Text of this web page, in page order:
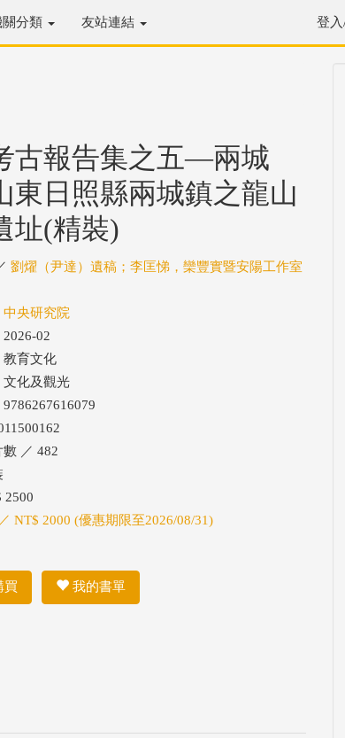
關分類 友站連結 登
古報告集之五—兩城
東日照縣兩城鎮之龍山
址(精裝)
劉燿（尹達）遺稿；李匡悌，欒豐實暨安陽工作室
中央研究院
02
教育文化
文化及觀光
9786267616079
／ 482
2500
NT$ 2000 (優惠期限至2026/08/31)
買 我的書單